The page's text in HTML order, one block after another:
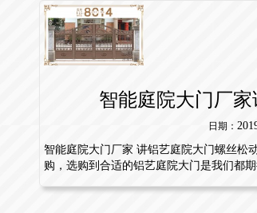
智能庭院大门厂
日期：
智能庭院大门厂家 讲铝艺庭院大门螺丝松
购，选购到合适的铝艺庭院大门是我们都